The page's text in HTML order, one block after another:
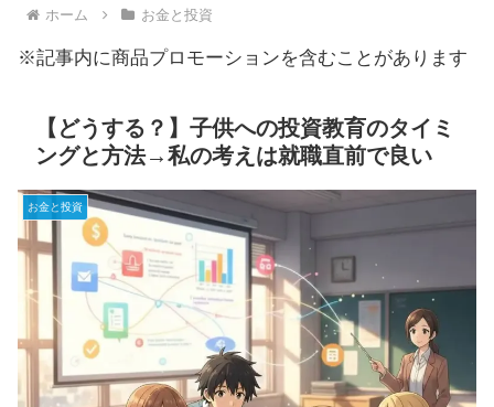
ホーム お金と投資
※記事内に商品プロモーションを含むことがあります
【どうする？】子供への投資教育のタイミ
ングと方法→私の考えは就職直前で良い
お金と投資